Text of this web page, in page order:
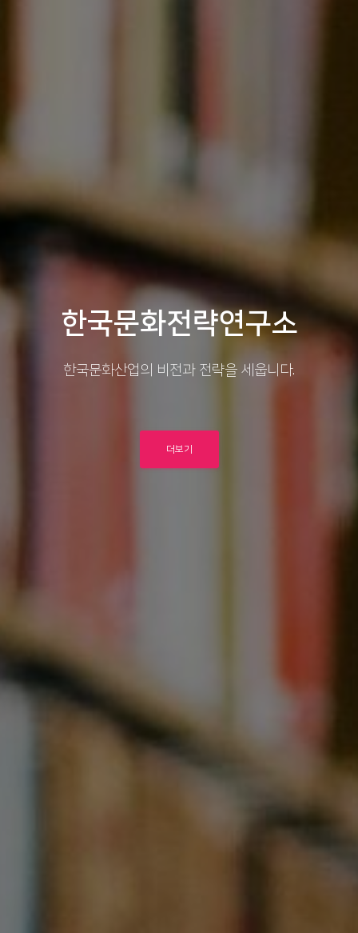
한국문화전략연구소
한국문화산업의 비전과 전략을 세웁니다.
더보기